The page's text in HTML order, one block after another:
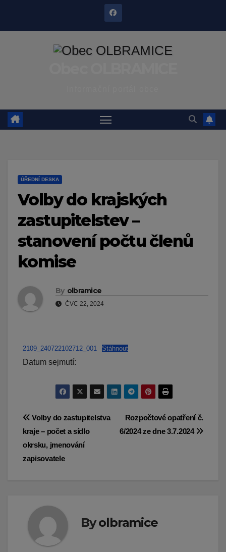
ÚŘEDNÍ DESKA
Volby do krajských
zastupitelstev –
stanovení počtu členů
komise
By olbramice
ČVC 22, 2024
2109_240722102712_001 Stáhnout
Datum sejmutí:
Navigace
pro
příspěvek
Rozpočtové opatření č.
6/2024 ze dne 3.7.2024
Volby do zastupitelstva
kraje – počet a sídlo
okrsku, jmenování
zapisovatele
Byolbramice